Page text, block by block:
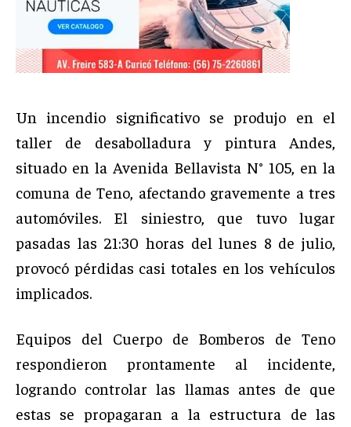
Un incendio significativo se produjo en el
taller de desabolladura y pintura Andes,
situado en la Avenida Bellavista N° 105, en la
comuna de Teno, afectando gravemente a tres
automóviles. El siniestro, que tuvo lugar
pasadas las 21:30 horas del lunes 8 de julio,
provocó pérdidas casi totales en los vehículos
implicados.
Equipos del Cuerpo de Bomberos de Teno
respondieron prontamente al incidente,
logrando controlar las llamas antes de que
estas se propagaran a la estructura de las